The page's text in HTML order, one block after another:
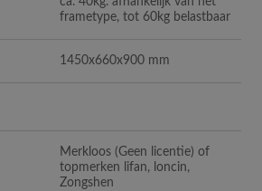
frametype, tot 60kg belastbaar
1450x660x900 mm
Merkloos (Geen licentie) of
topmerken lifan, loncin,
Zongshen